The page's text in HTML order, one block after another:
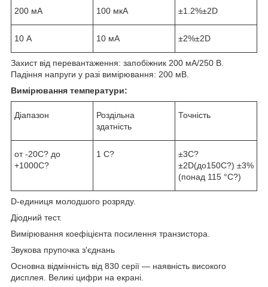
200 мА 100 мкА ±1.2%±2D
10 А 10 мА ±2%±2D
Захист від перевантаження: запобіжник 200 мА/250 В.
Падіння напруги у разі вимірювання: 200 мВ.
Вимірювання температури:
Діапазон
Роздільна
здатність
Точність
от -20C? до
+1000C?
1 С?
±3C?
±2D(до150С?) ±3%
(понад 115 °C?)
D-единиця молодшого розряду.
Діодний тест.
Вимірювання коефіцієнта посилення транзистора.
Звукова прупочка з'єднань
Основна відмінність від 830 серії — наявність високого
дисплея. Великі цифри на екрані.